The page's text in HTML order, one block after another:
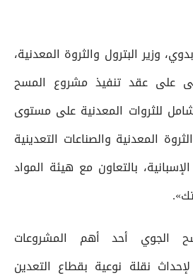
وزير البترول والثروة المعدنية،
على عقد تنفيذ مشروع المسح
للثروات المعدنية على مستوى
المعدنية والصناعات التعدينية
بالتعاون مع هيئة المواد
الجوي أحد أهم المشروعات
لإحداث نقلة نوعية بقطاع التعدين